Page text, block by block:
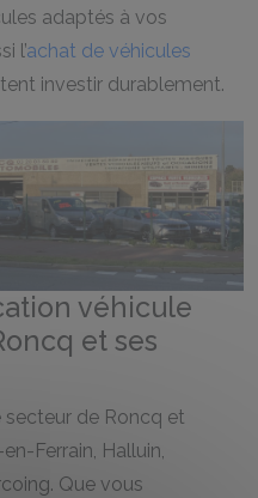
adaptés à vos
l’achat de véhicules
investir durablement.
véhicule
et ses
de Roncq et
Ferrain, Halluin,
Que vous